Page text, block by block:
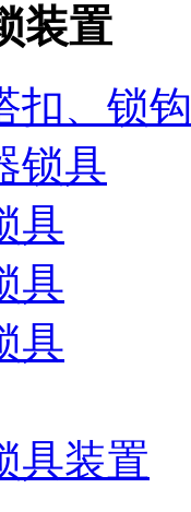
装置
扣、锁钩
锁具
具
具
具
具装置